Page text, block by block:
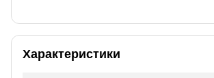
Характеристики